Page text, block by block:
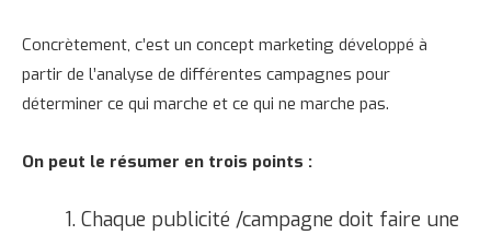
Concrètement, c’est un concept marketing développé à
partir de l’analyse de différentes campagnes pour
déterminer ce qui marche et ce qui ne marche pas.
On peut le résumer en trois points :
Chaque publicité /campagne doit faire une